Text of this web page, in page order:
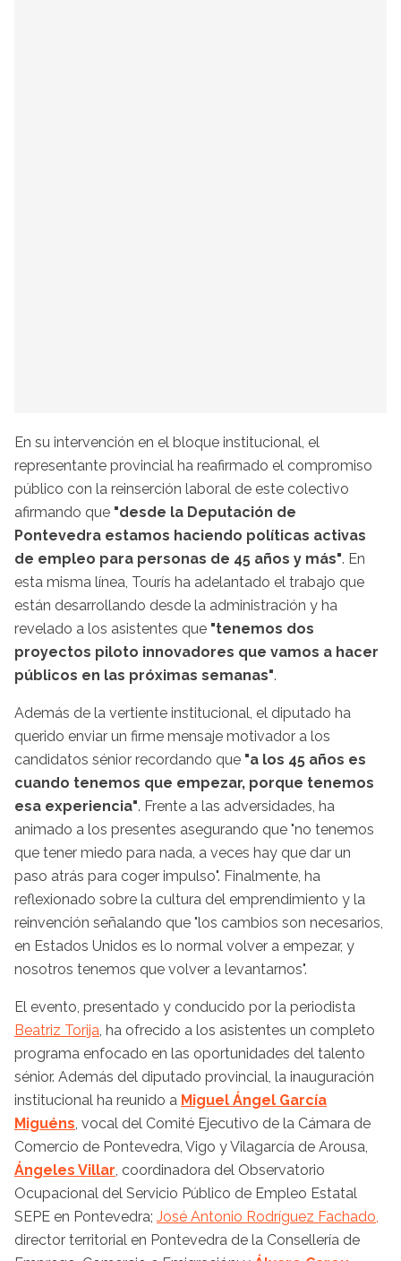
En su intervención en el bloque institucional, el
representante provincial ha reafirmado el compromiso
público con la reinserción laboral de este colectivo
afirmando que "desde la Deputación de
Pontevedra estamos haciendo políticas activas
de empleo para personas de 45 años y más". En
esta misma línea, Tourís ha adelantado el trabajo que
están desarrollando desde la administración y ha
revelado a los asistentes que "tenemos dos
proyectos piloto innovadores que vamos a hacer
públicos en las próximas semanas".
Además de la vertiente institucional, el diputado ha
querido enviar un firme mensaje motivador a los
candidatos sénior recordando que "a los 45 años es
cuando tenemos que empezar, porque tenemos
esa experiencia". Frente a las adversidades, ha
animado a los presentes asegurando que "no tenemos
que tener miedo para nada, a veces hay que dar un
paso atrás para coger impulso". Finalmente, ha
reflexionado sobre la cultura del emprendimiento y la
reinvención señalando que "los cambios son necesarios,
en Estados Unidos es lo normal volver a empezar, y
nosotros tenemos que volver a levantarnos".
El evento, presentado y conducido por la periodista
Beatriz Torija, ha ofrecido a los asistentes un completo
programa enfocado en las oportunidades del talento
sénior. Además del diputado provincial, la inauguración
institucional ha reunido a Miguel Ángel García
Miguéns, vocal del Comité Ejecutivo de la Cámara de
Comercio de Pontevedra, Vigo y Vilagarcía de Arousa,
Ángeles Villar, coordinadora del Observatorio
Ocupacional del Servicio Público de Empleo Estatal
SEPE en Pontevedra; José Antonio Rodríguez Fachado,
director territorial en Pontevedra de la Consellería de